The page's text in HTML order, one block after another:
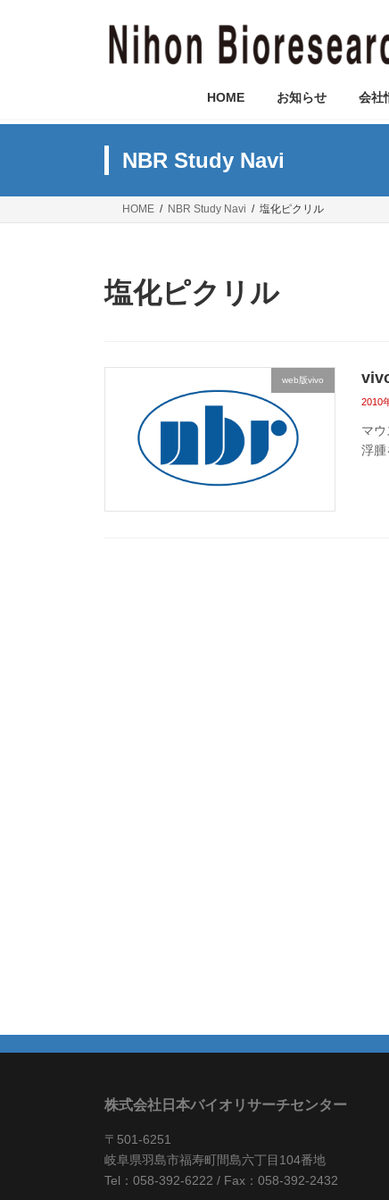
HOME お知らせ 会社
NBR Study Navi
HOME NBR Study Navi 塩化ピクリル
塩化ピクリル
web版vivo
2010
マ
浮腫
株式会社日本バイオリサーチセンター
〒501-6251
岐阜県羽島市福寿町間島六丁目104番地
Tel：058-392-6222 / Fax：058-392-2432